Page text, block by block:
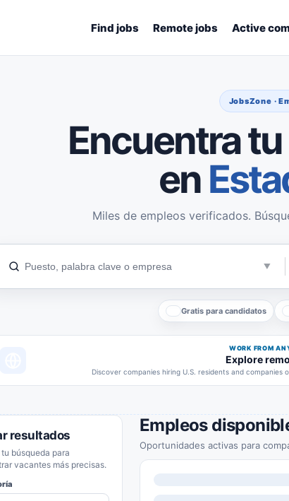
Find jobs Remote jobs Active
JobsZone ·
Encuentra
en
Miles de empleos verificados.
Gratis para candidatos
WORK FROM
Explore
Discover companies hiring U.S. residents and companies
resultados
búsqueda para
vacantes más precisas.
Empleos
Oportunidades activas para